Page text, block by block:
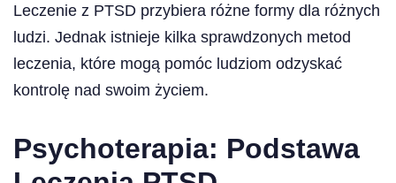
Leczenie z PTSD przybiera różne formy dla różnych
ludzi. Jednak istnieje kilka sprawdzonych metod
leczenia, które mogą pomóc ludziom odzyskać
kontrolę nad swoim życiem.
Psychoterapia: Podstawa